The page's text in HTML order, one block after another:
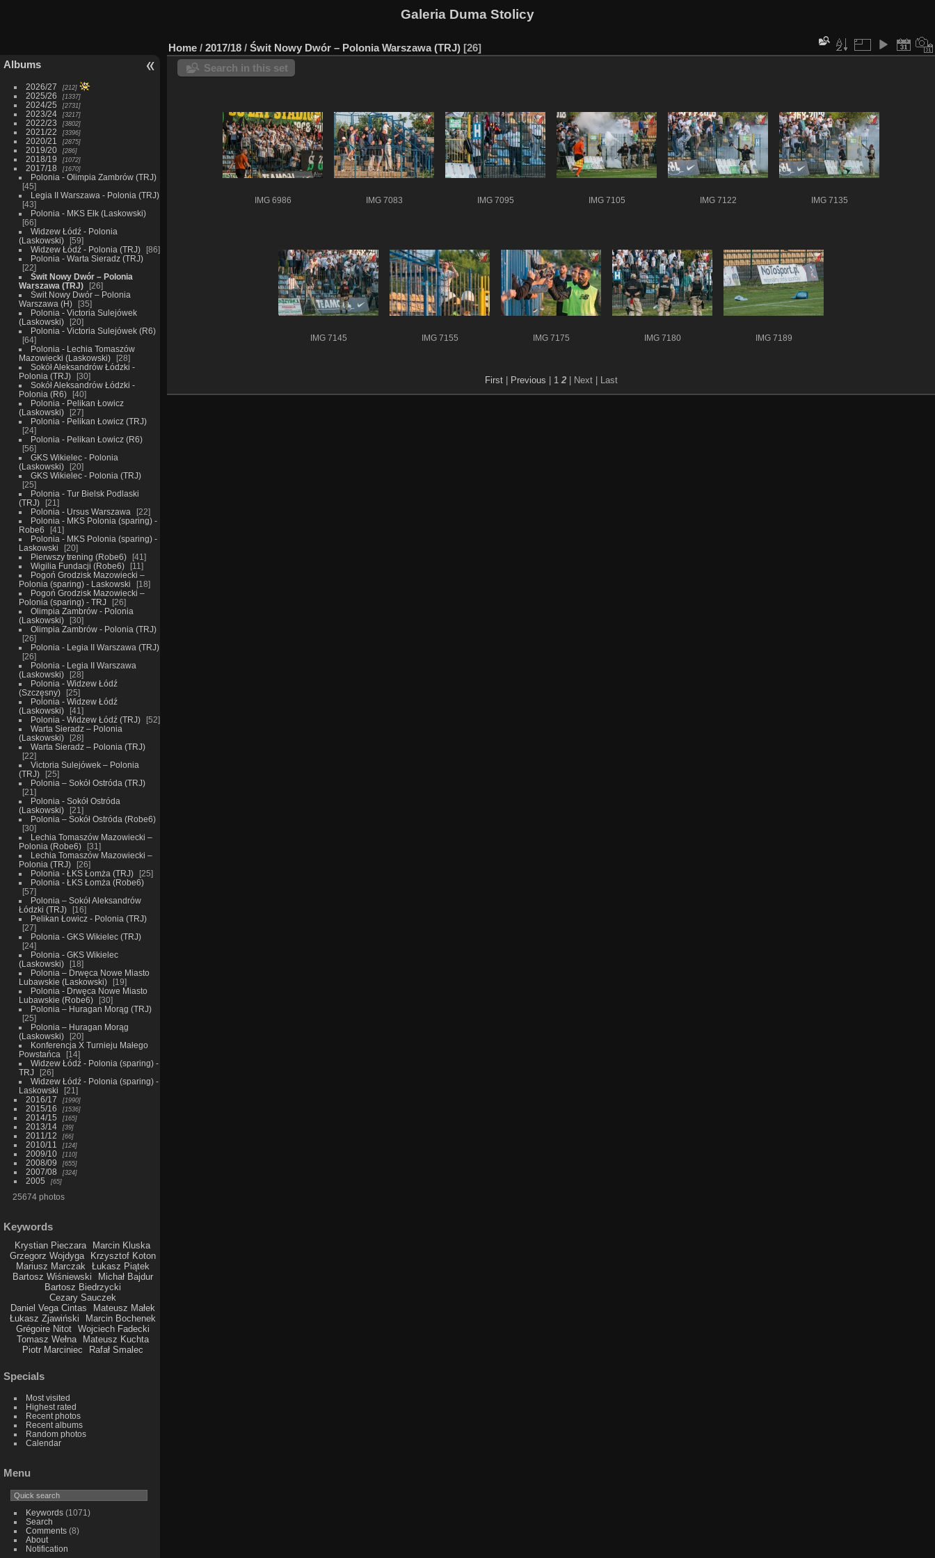
Galeria Duma Stolicy
Albums
2026/27 212
2025/26 1337
2024/25 2731
2023/24 3217
2022/23 3802
2021/22 3396
2020/21 2875
2019/20 286
2018/19 1072
2017/18 1670
Polonia - Olimpia Zambrów (TRJ)
45
Legia II Warszawa - Polonia (TRJ)
43
Polonia - MKS Ełk (Laskowski)
66
Widzew Łódź - Polonia
(Laskowski)
59
Widzew Łódź - Polonia (TRJ)
86
Polonia - Warta Sieradz (TRJ)
22
Świt Nowy Dwór – Polonia
Warszawa (TRJ)
26
Świt Nowy Dwór – Polonia
Warszawa (H)
35
Polonia - Victoria Sulejówek
(Laskowski)
20
Polonia - Victoria Sulejówek (R6)
64
Polonia - Lechia Tomaszów
Mazowiecki (Laskowski)
28
Sokół Aleksandrów Łódzki -
Polonia (TRJ)
30
Sokół Aleksandrów Łódzki -
Polonia (R6)
40
Polonia - Pelikan Łowicz
(Laskowski)
27
Polonia - Pelikan Łowicz (TRJ)
24
Polonia - Pelikan Łowicz (R6)
56
GKS Wikielec - Polonia
(Laskowski)
20
GKS Wikielec - Polonia (TRJ)
25
Polonia - Tur Bielsk Podlaski
(TRJ)
21
Polonia - Ursus Warszawa
22
Polonia - MKS Polonia (sparing) -
Robe6
41
Polonia - MKS Polonia (sparing) -
Laskowski
20
Pierwszy trening (Robe6)
41
Wigilia Fundacji (Robe6)
11
Pogoń Grodzisk Mazowiecki –
Polonia (sparing) - Laskowski
18
Pogoń Grodzisk Mazowiecki –
Polonia (sparing) - TRJ
26
Olimpia Zambrów - Polonia
(Laskowski)
30
Olimpia Zambrów - Polonia (TRJ)
26
Polonia - Legia II Warszawa (TRJ)
26
Polonia - Legia II Warszawa
(Laskowski)
28
Polonia - Widzew Łódź
(Szczęsny)
25
Polonia - Widzew Łódź
(Laskowski)
41
Polonia - Widzew Łódź (TRJ)
52
Warta Sieradz – Polonia
(Laskowski)
28
Warta Sieradz – Polonia (TRJ)
22
Victoria Sulejówek – Polonia
(TRJ)
25
Polonia – Sokół Ostróda (TRJ)
21
Polonia - Sokół Ostróda
(Laskowski)
21
Polonia – Sokół Ostróda (Robe6)
30
Lechia Tomaszów Mazowiecki –
Polonia (Robe6)
31
Lechia Tomaszów Mazowiecki –
Polonia (TRJ)
26
Polonia - ŁKS Łomża (TRJ)
25
Polonia - ŁKS Łomża (Robe6)
57
Polonia – Sokół Aleksandrów
Łódzki (TRJ)
16
Pelikan Łowicz - Polonia (TRJ)
27
Polonia - GKS Wikielec (TRJ)
24
Polonia - GKS Wikielec
(Laskowski)
18
Polonia – Drwęca Nowe Miasto
Lubawskie (Laskowski)
19
Polonia - Drwęca Nowe Miasto
Lubawskie (Robe6)
30
Polonia – Huragan Morąg (TRJ)
25
Polonia – Huragan Morąg
(Laskowski)
20
Konferencja X Turnieju Małego
Powstańca
14
Widzew Łódź - Polonia (sparing) -
TRJ
26
Widzew Łódź - Polonia (sparing) -
Laskowski
21
2016/17
1990
2015/16 1536
2014/15 165
2013/14 39
2011/12 66
2010/11 124
2009/10 110
2008/09 655
2007/08 324
2005 65
25674 photos
Keywords
Krystian Pieczara
Marcin Kluska
Grzegorz Wojdyga
Krzysztof Koton
Mariusz Marczak
Łukasz Piątek
Bartosz Wiśniewski
Michał Bajdur
Bartosz Biedrzycki
Cezary Sauczek
Daniel Vega Cintas
Mateusz Małek
Łukasz Zjawiński
Marcin Bochenek
Grégoire Nitot
Wojciech Fadecki
Tomasz Wełna
Mateusz Kuchta
Piotr Marciniec
Rafał Smalec
Specials
Most visited
Highest rated
Recent photos
Recent albums
Random photos
Calendar
Menu
Keywords(1071)
Search
Comments(8)
About
Notification
Home / 2017/18 / Świt Nowy Dwór – Polonia Warszawa (TRJ) 26
Search in this set
IMG 6986 IMG 7083 IMG 7095 IMG 7105 IMG 7122 IMG 7135
IMG 7145 IMG 7155 IMG 7175 IMG 7180 IMG 7189
First| Previous 1 2 | Next | Last